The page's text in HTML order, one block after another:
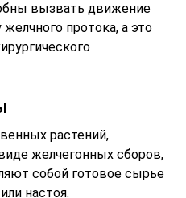
вызвать движение
протока, а это
растений,
желчегонных сборов,
собой готовое сырье
настоя.